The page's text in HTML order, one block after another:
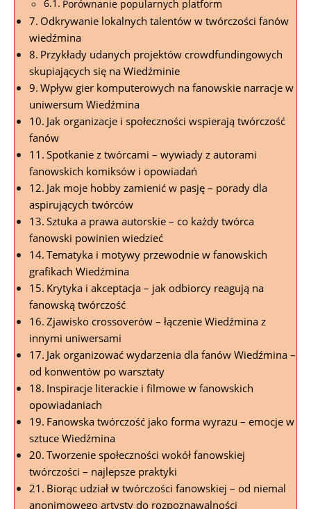
Porównanie popularnych platform
Odkrywanie lokalnych talentów w twórczości fanów
wiedźmina
Przykłady udanych projektów crowdfundingowych
skupiających się na Wiedźminie
Wpływ gier komputerowych na fanowskie narracje w
uniwersum Wiedźmina
Jak organizacje i społeczności wspierają twórczość
fanów
Spotkanie z twórcami – wywiady z autorami
fanowskich komiksów i opowiadań
Jak moje hobby zamienić w pasję – porady dla
aspirujących twórców
Sztuka a prawa autorskie – co każdy twórca
fanowski powinien wiedzieć
Tematyka i motywy przewodnie w fanowskich
grafikach Wiedźmina
Krytyka i akceptacja – jak odbiorcy reagują na
fanowską twórczość
Zjawisko crossoverów – łączenie Wiedźmina z
innymi uniwersami
Jak organizować wydarzenia dla fanów Wiedźmina –
od konwentów po warsztaty
Inspiracje literackie i filmowe w fanowskich
opowiadaniach
Fanowska twórczość jako forma wyrazu – emocje w
sztuce Wiedźmina
Tworzenie społeczności wokół fanowskiej
twórczości – najlepsze praktyki
Biorąc udział w twórczości fanowskiej – od niemal
anonimowego artysty do rozpoznawalności